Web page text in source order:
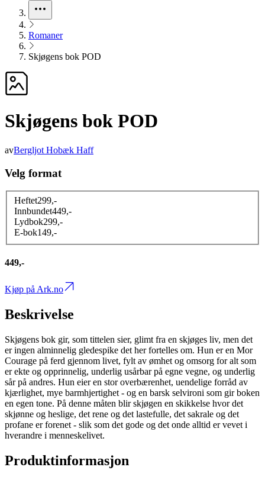
Romaner
Skjøgens bok POD
Skjøgens bok POD
avBergljot Hobæk Haff
Velg format
Heftet299,-
Innbundet449,-
Lydbok299,-
E-bok149,-
449,-
Kjøp på Ark.no
Beskrivelse
Skjøgens bok gir, som tittelen sier, glimt fra en skjøges liv, men det
er ingen alminnelig gledespike det her fortelles om. Hun er en Mor
Courage på ferd gjennom livet, fylt av ømhet og omsorg for alt som
er ekte og opprinnelig, underlig usårbar på egne vegne, og underlig
sår på andres. Hun eier en stor overbærenhet, uendelige forråd av
kjærlighet, mye barmhjertighet - og en barsk selvironi som gir boken
en egen tone. På denne måten blir skjøgen en skikkelse hvor det
skjønne og heslige, det rene og det lastefulle, det sakrale og det
profane er forenet - slik som det gode og det onde alltid er vevet i
hverandre i menneskelivet.
Produktinformasjon